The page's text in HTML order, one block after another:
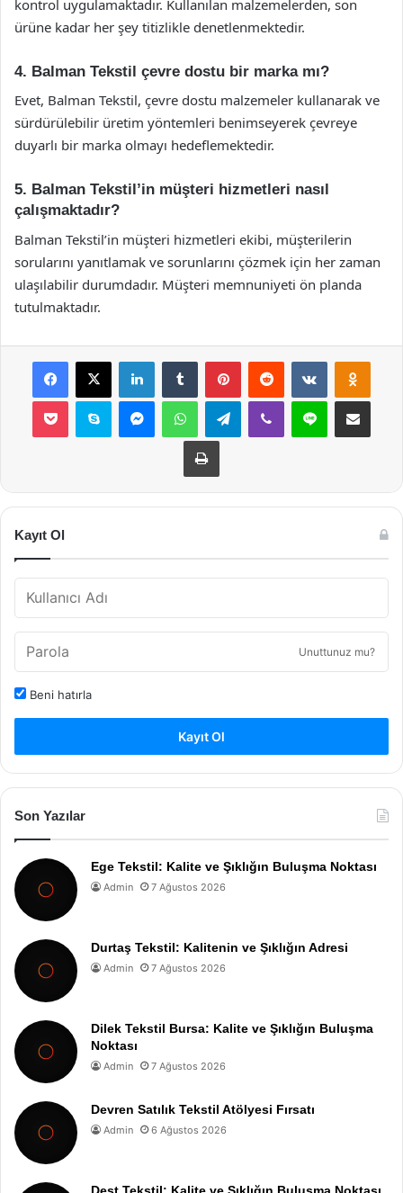
kontrol uygulamaktadır. Kullanılan malzemelerden, son
ürüne kadar her şey titizlikle denetlenmektedir.
4. Balman Tekstil çevre dostu bir marka mı?
Evet, Balman Tekstil, çevre dostu malzemeler kullanarak ve
sürdürülebilir üretim yöntemleri benimseyerek çevreye
duyarlı bir marka olmayı hedeflemektedir.
5. Balman Tekstil’in müşteri hizmetleri nasıl
çalışmaktadır?
Balman Tekstil’in müşteri hizmetleri ekibi, müşterilerin
sorularını yanıtlamak ve sorunlarını çözmek için her zaman
ulaşılabilir durumdadır. Müşteri memnuniyeti ön planda
tutulmaktadır.
Facebook
X LinkedInTumblr PinterestReddit VKontakte
Pocket Skype MessengerWhatsAppTelegramViber Line E-Posta ile
Yazdır
Kayıt Ol
Unuttunuz mu?
Beni hatırla
Kayıt Ol
Son Yazılar
Ege Tekstil: Kalite ve Şıklığın Buluşma Noktası
Admin 7 Ağustos 2026
Durtaş Tekstil: Kalitenin ve Şıklığın Adresi
Admin 7 Ağustos 2026
Dilek Tekstil Bursa: Kalite ve Şıklığın Buluşma
Noktası
Admin 7 Ağustos 2026
Devren Satılık Tekstil Atölyesi Fırsatı
Admin 6 Ağustos 2026
Dest Tekstil: Kalite ve Şıklığın Buluşma Noktası